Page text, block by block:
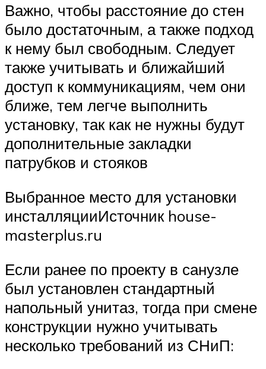
Важно, чтобы расстояние до стен
было достаточным, а также подход
к нему был свободным. Следует
также учитывать и ближайший
доступ к коммуникациям, чем они
ближе, тем легче выполнить
установку, так как не нужны будут
дополнительные закладки
патрубков и стояков
Выбранное место для установки
инсталляцииИсточник house-
masterplus.ru
Если ранее по проекту в санузле
был установлен стандартный
напольный унитаз, тогда при смене
конструкции нужно учитывать
несколько требований из СНиП: